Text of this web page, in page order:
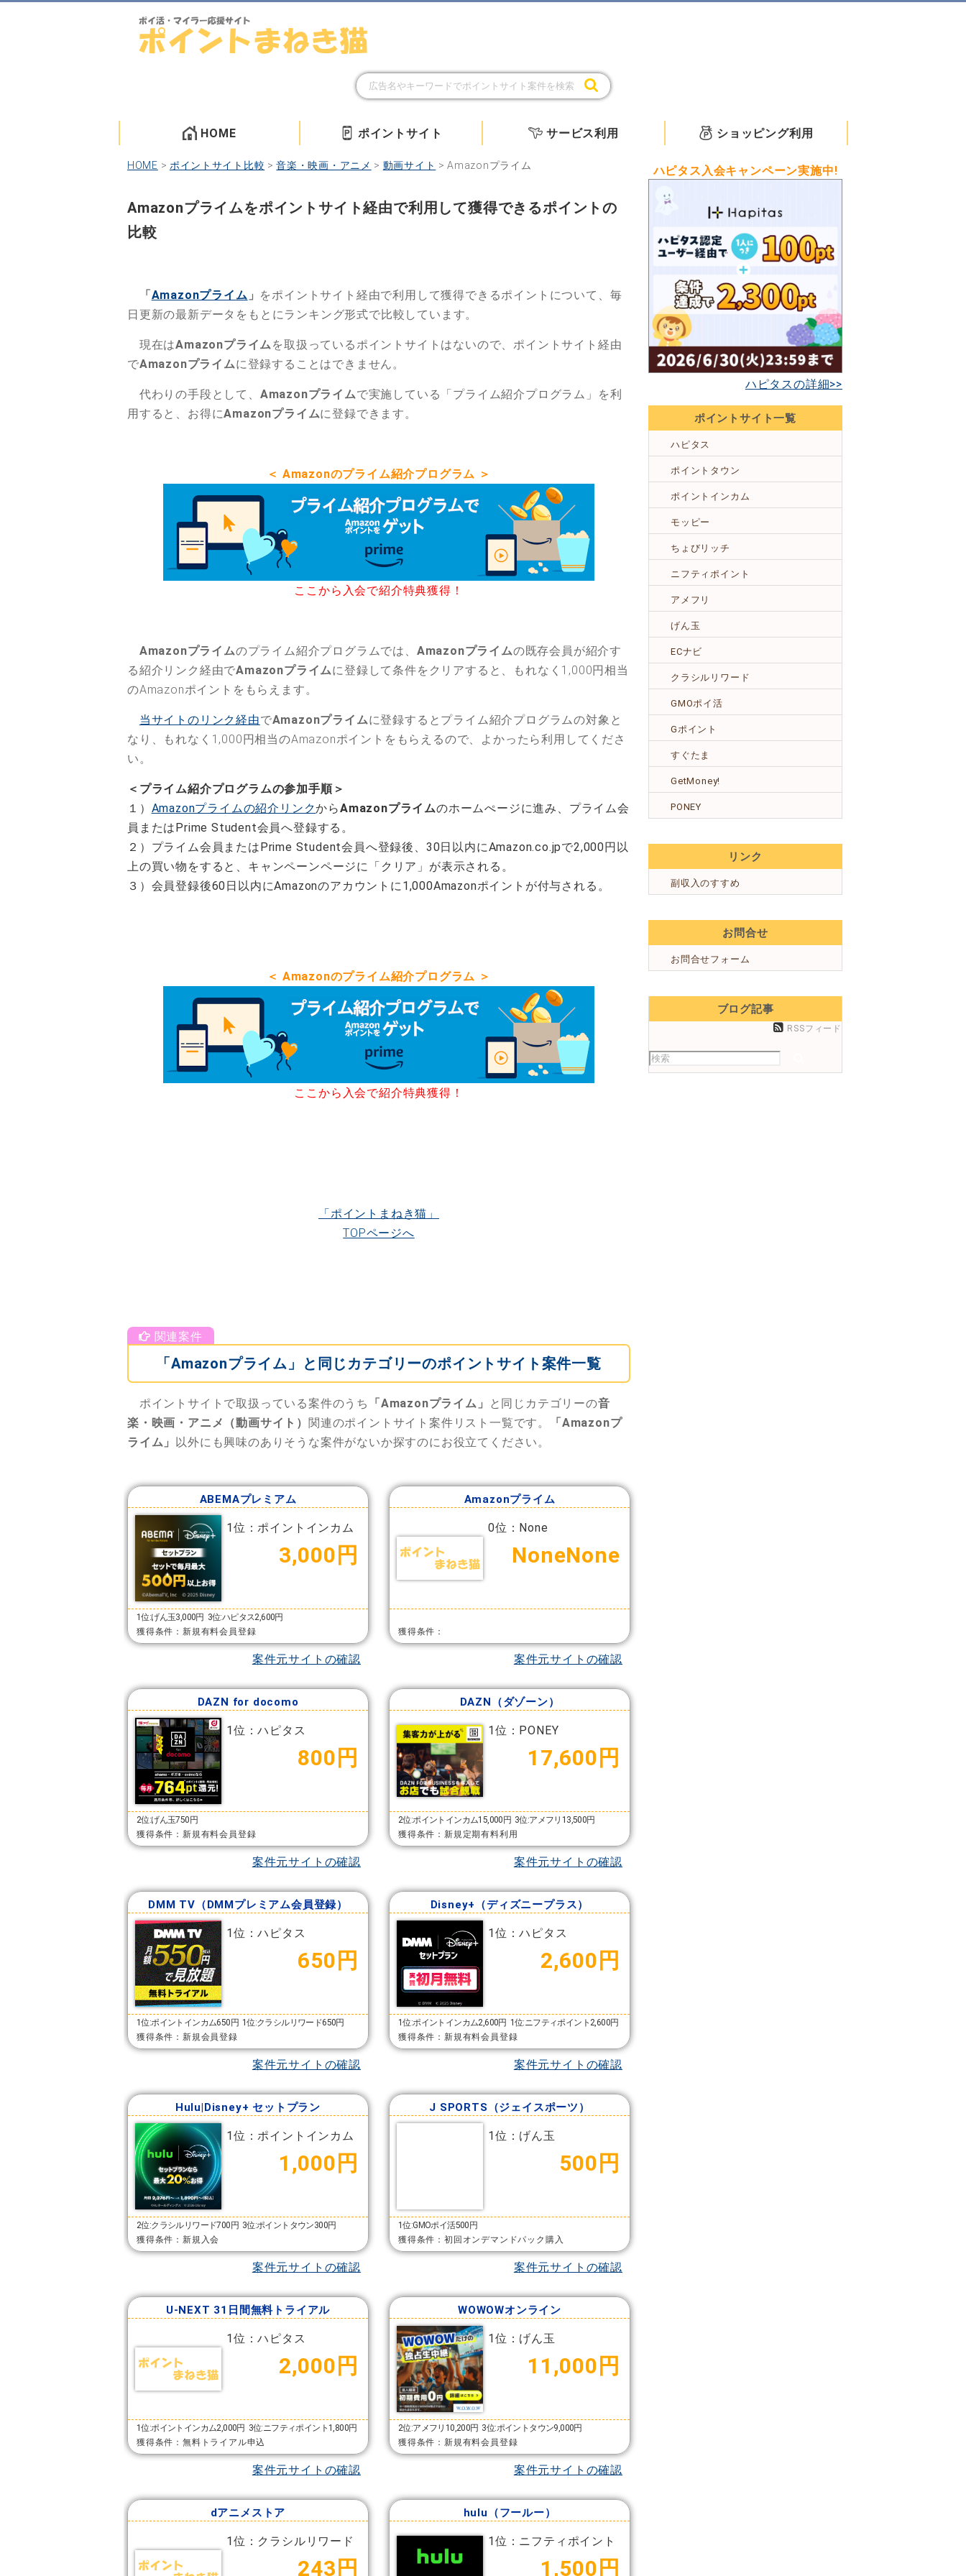
HOME ポイントサイト サービス利用 ショッピング利用
HOME > ポイントサイト比較 >音楽・映画・アニメ > 動画サイト >Amazonプライム
Amazonプライムをポイントサイト経由で利用して獲得できるポイントの
比較
「Amazonプライム 」 をポイントサイト経由で利用して獲得できるポイントについて、毎
日更新の最新データをもとにランキング形式で比較しています。
現在はAmazonプライム を取扱っているポイントサイトはないので、ポイントサイト経由
でAmazonプライムに登録することはできません。
代わりの手段として、 Amazonプライムで実施している「プライム紹介プログラム」を利
用すると、お得にAmazonプライムに登録できます。
＜ Amazonのプライム紹介プログラム ＞
ここから入会で紹介特典獲得！
Amazonプライムのプライム紹介プログラムでは、 Amazonプライムの既存会員が紹介す
る紹介リンク経由でAmazonプライムに登録して条件をクリアすると、
もれなく1,000円相当
のAmazonポイントをもらえます 。
当サイトのリンク経由でAmazonプライムに登録するとプライム紹介プログラムの対象と
なり、もれなく1,000円相当のAmazonポイントをもらえるので、よかったら利用してくださ
い。
＜プライム紹介プログラムの参加手順＞
１） Amazonプライムの紹介リンクからAmazonプライムのホームぺージに進み、プライム会
員またはPrime Student会員へ登録する。
２）プライム会員またはPrime Student会員へ登録後、30日以内にAmazon.co.jpで2,000円以
上の買い物をすると、キャンペーンページに「クリア」が表示される。
３）会員登録後60日以内にAmazonのアカウントに1,000Amazonポイントが付与される。
＜ Amazonのプライム紹介プログラム ＞
ここから入会で紹介特典獲得！
「ポイントまねき猫」
TOPページへ
「Amazonプライム」と同じカテゴリーのポイントサイト案件一覧
ポイントサイトで取扱っている案件のうち 「Amazonプライム」 と同じカテゴリーの音
楽・映画・アニメ（動画サイト） 関連のポイントサイト案件リスト一覧です。
「Amazonプ
ライム」 以外にも興味のありそうな案件がないか探すのにお役立てください。
ABEMAプレミアム
1位：ポイントインカム
3,000円
1位:げん玉3,000円 3位:ハピタス2,600円
獲得条件：新規有料会員登録
案件元サイトの確認
Amazonプライム
0位：None
NoneNone
獲得条件：
案件元サイトの確認
DAZN for docomo
1位：ハピタス
800円
2位:げん玉750円
獲得条件：新規有料会員登録
案件元サイトの確認
DAZN（ダゾーン）
1位：PONEY
17,600円
2位:ポイントインカム15,000円 3位:アメフリ13,500円
獲得条件：新規定期有料利用
案件元サイトの確認
DMM TV（DMMプレミアム会員登録）
1位：ハピタス
650円
1位:ポイントインカム650円 1位:クラシルリワード650円
獲得条件：新規会員登録
案件元サイトの確認
Disney+（ディズニープラス）
1位：ハピタス
2,600円
1位:ポイントインカム2,600円 1位:ニフティポイント2,600円
獲得条件：新規有料会員登録
案件元サイトの確認
Hulu|Disney+ セットプラン
1位：ポイントインカム
1,000円
2位:クラシルリワード700円 3位:ポイントタウン300円
獲得条件：新規入会
案件元サイトの確認
J SPORTS（ジェイスポーツ）
1位：げん玉
500円
1位:GMOポイ活500円
獲得条件：初回オンデマンドパック購入
案件元サイトの確認
U-NEXT 31日間無料トライアル
1位：ハピタス
2,000円
1位:ポイントインカム2,000円 3位:ニフティポイント1,800円
獲得条件：無料トライアル申込
案件元サイトの確認
WOWOWオンライン
1位：げん玉
11,000円
2位:アメフリ10,200円 3位:ポイントタウン9,000円
獲得条件：新規有料会員登録
案件元サイトの確認
dアニメストア
1位：クラシルリワード
243円
hulu（フールー）
1位：ニフティポイント
1,500円
ハピタス入会キャンペーン実施中!
ハピタスの詳細>>
ポイントサイト一覧
ハピタス
ポイントタウン
ポイントインカム
モッピー
ちょびリッチ
ニフティポイント
アメフリ
げん玉
ECナビ
クラシルリワード
GMOポイ活
Gポイント
すぐたま
GetMoney!
PONEY
リンク
副収入のすすめ
お問合せ
お問合せフォーム
ブログ記事
RSSフィード